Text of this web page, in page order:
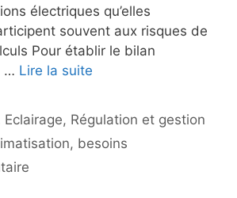
électriques qu’elles
souvent aux risques de
Pour établir le bilan
… Lire la suite
Eclairage, Régulation et gestion
, besoins